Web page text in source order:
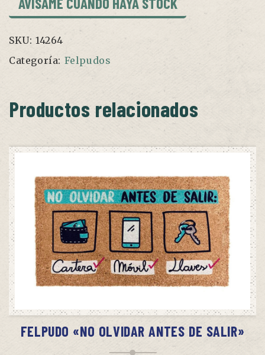
SKU: 14264
Categoría: Felpudos
Productos relacionados
FELPUDO «NO OLVIDAR ANTES DE SALIR»